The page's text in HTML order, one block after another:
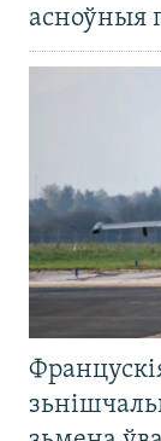
асноўныя